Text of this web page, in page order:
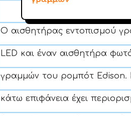
Ο αισθητήρας εντοπισμού
LED και έναν αισθητήρα
γραμμών του ρομπότ Edison.
κάτω επιφάνεια έχει